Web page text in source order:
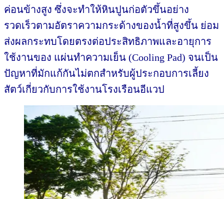
ค่อนข้างสูง ซึ่งจะทำให้หินปูนก่อตัวขึ้นอย่าง
รวดเร็วตามอัตราความกระด้างของน้ำที่สูงขึ้น ย่อม
ส่งผลกระทบโดยตรงต่อประสิทธิภาพและอายุการ
ใช้งานของ แผ่นทำความเย็น (Cooling Pad) จนเป็น
ปัญหาที่มักแก้กันไม่ตกสำหรับผู้ประกอบการเลี้ยง
สัตว์เกี่ยวกับการใช้งานโรงเรือนอีแวป